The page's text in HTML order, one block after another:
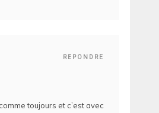
REPONDRE
toujours et c’est avec